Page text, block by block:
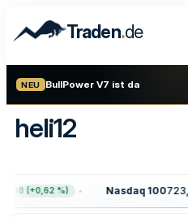
Traden.de
NEU BullPower V7 ist da
heli12
(+0,62 %) Nasdaq 100